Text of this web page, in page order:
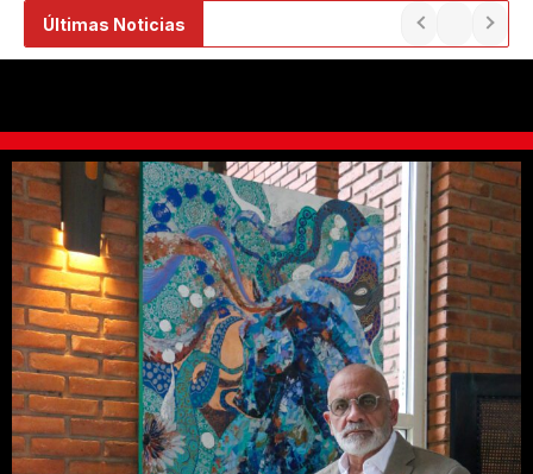
Últimas Noticias